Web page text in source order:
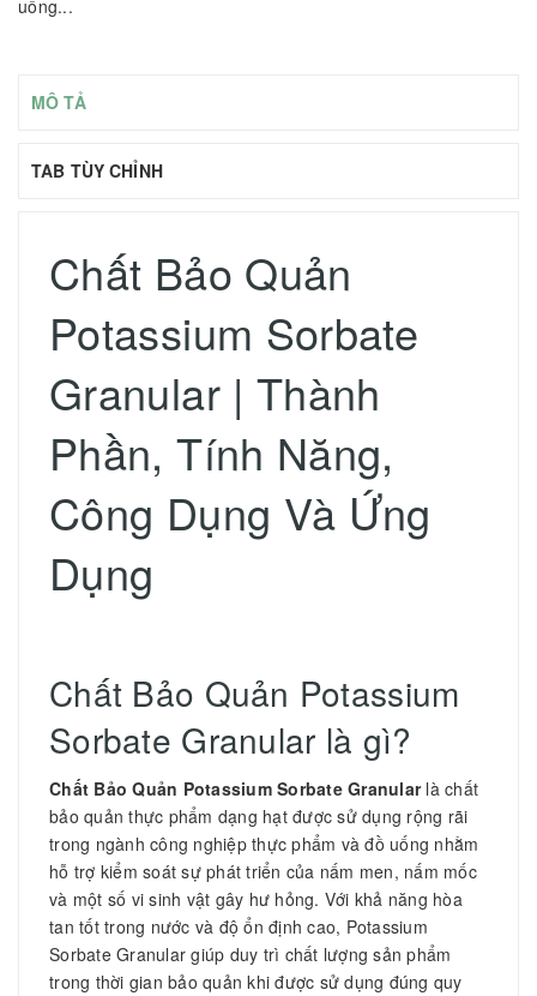
uống...
MÔ TẢ
TAB TÙY CHỈNH
Chất Bảo Quản
Potassium Sorbate
Granular | Thành
Phần, Tính Năng,
Công Dụng Và Ứng
Dụng
Chất Bảo Quản Potassium
Sorbate Granular là gì?
Chất Bảo Quản Potassium Sorbate Granularlà chất
bảo quản thực phẩm dạng hạt được sử dụng rộng rãi
trong ngành công nghiệp thực phẩm và đồ uống nhằm
hỗ trợ kiểm soát sự phát triển của nấm men, nấm mốc
và một số vi sinh vật gây hư hỏng. Với khả năng hòa
tan tốt trong nước và độ ổn định cao, Potassium
Sorbate Granular giúp duy trì chất lượng sản phẩm
trong thời gian bảo quản khi được sử dụng đúng quy